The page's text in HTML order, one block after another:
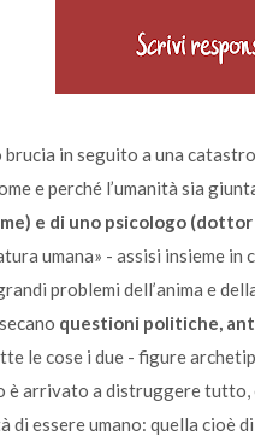
in seguito a una
e perché l’umanità sia
e di uno psicologo (dottor
umana» - assisi insieme
problemi dell’anima e
questioni politiche,
le cose i due - figure
è arrivato a distruggere
di essere umano: quella cioè